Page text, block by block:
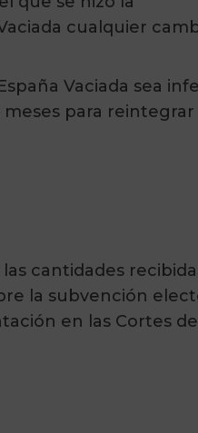
cualquier
Vaciada sea
para reintegrar
cantidades
la subvención
en las Cortes de